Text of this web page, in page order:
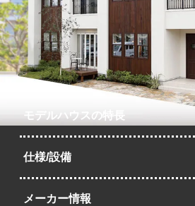
モデルハウスの特長
仕様/設備
メーカー情報